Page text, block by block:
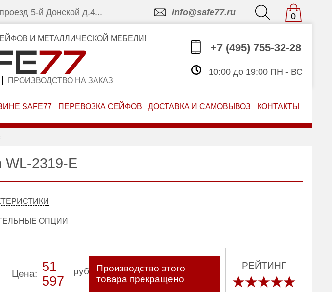
5-й Донской д.4... info@safe77.ru 0
И МЕТАЛЛИЧЕСКОЙ МЕБЕЛИ!
ПРОИЗВОДСТВО НА ЗАКАЗ
+7 (495) 755-32-28
10:00 до 19:00 ПН - ВС
SAFE77 ПЕРЕВОЗКА СЕЙФОВ ДОСТАВКА И САМОВЫВОЗ КОНТАКТЫ
2319-E
ОПЦИИ
Цена: 51
597
руб
Производство этого
товара прекращено
РЕЙТИНГ